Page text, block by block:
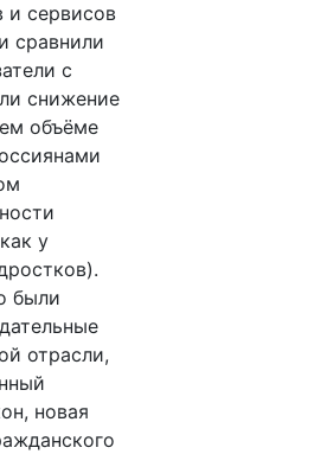
и сервисов
сравнили
с
снижение
объёме
у
были
отрасли,
новая